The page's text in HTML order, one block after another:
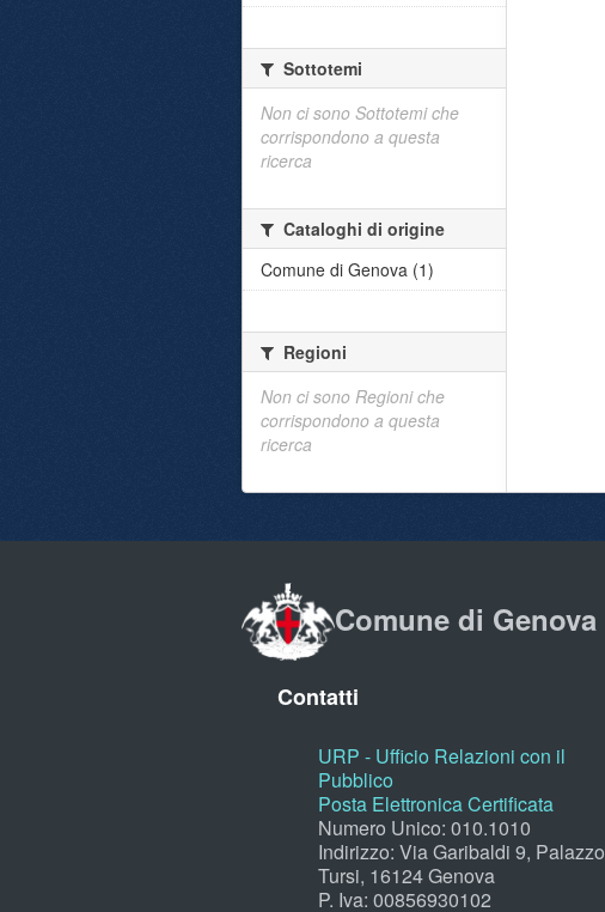
Sottotemi
Non ci sono Sottotemi che
corrispondono a questa
ricerca
Cataloghi di origine
Comune di Genova (1)
Regioni
Non ci sono Regioni che
corrispondono a questa
ricerca
Comune di Genova
Contatti
URP - Ufficio Relazioni con il
Pubblico
Posta Elettronica Certificata
Numero Unico: 010.1010
Indirizzo: Via Garibaldi 9, Palazzo
Tursi, 16124 Genova
P. Iva: 00856930102